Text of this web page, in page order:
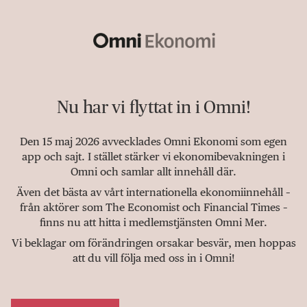
Nu har vi flyttat in i Omni!
Den 15 maj 2026 avvecklades Omni Ekonomi som egen
app och sajt. I stället stärker vi ekonomibevakningen i
Omni och samlar allt innehåll där.
Även det bästa av vårt internationella ekonomiinnehåll –
från aktörer som The Economist och Financial Times –
finns nu att hitta i medlemstjänsten Omni Mer.
Vi beklagar om förändringen orsakar besvär, men hoppas
att du vill följa med oss in i Omni!